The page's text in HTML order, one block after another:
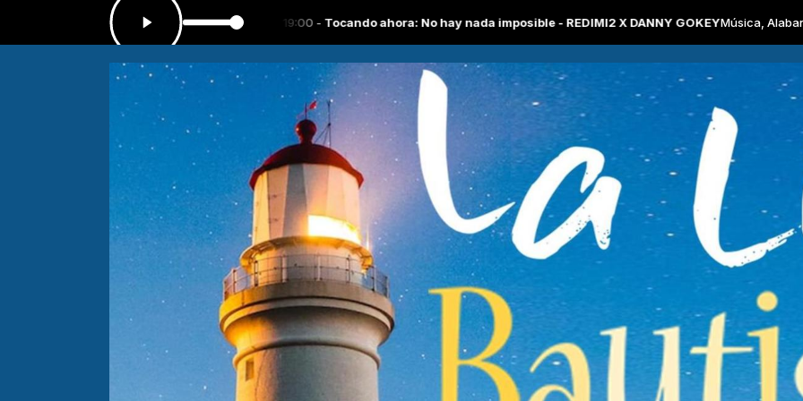
CRISTIANA de las 18:30 a las 19:00 -Tocando ahora: No hay nada imposible - REDIMI2 X DANNY GOKEYMúsica, Alabanza, Adoración